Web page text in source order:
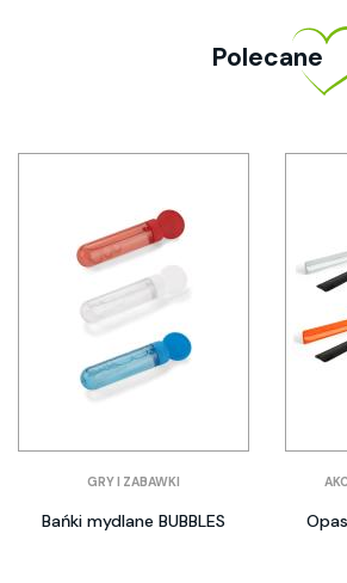
Polecane
GRY I ZABAWKI
Bańki mydlane BUBBLES